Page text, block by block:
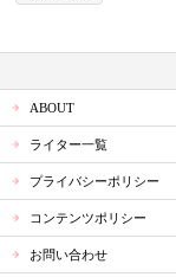
ABOUT
ライター一覧
プライバシーポリシー
コンテンツポリシー
お問い合わせ